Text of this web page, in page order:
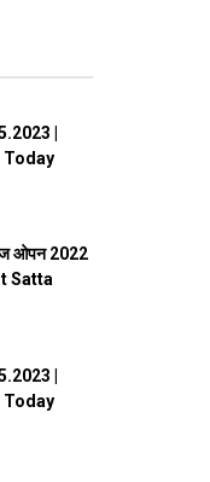
|
Today
ओपन 2022
Satta
|
Today